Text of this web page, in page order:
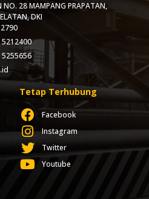
NO. 28 MAMPANG PRAPATAN,
DKI
5212400
5255656
Tetap Terhubung
Facebook
Instagram
Twitter
Youtube